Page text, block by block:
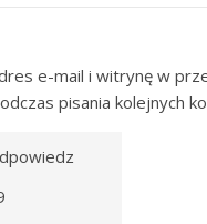
e-mail i witrynę w
pisania kolejnych